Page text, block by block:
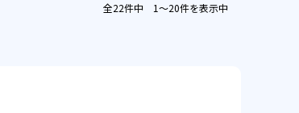
全22件中 1〜20件を表示中